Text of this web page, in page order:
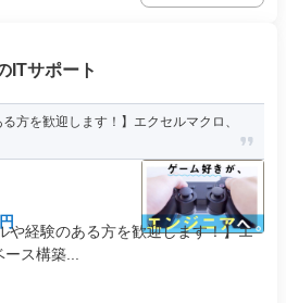
ITサポート
方を歓迎します！】エクセルマクロ、
や経験のある方を歓迎します！】エ
ス構築...